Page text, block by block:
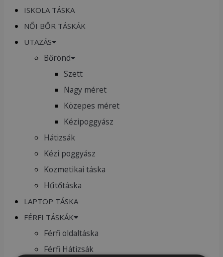
ISKOLA TÁSKA
NŐI BŐR TÁSKÁK
UTAZÁS
Bőrönd
Szett
Nagy méret
Közepes méret
Kézipoggyász
Hátizsák
Kézi poggyász
Kozmetikai táska
Hűtőtáska
LAPTOP TÁSKA
FÉRFI TÁSKÁK
Férfi oldaltáska
Férfi Hátizsák